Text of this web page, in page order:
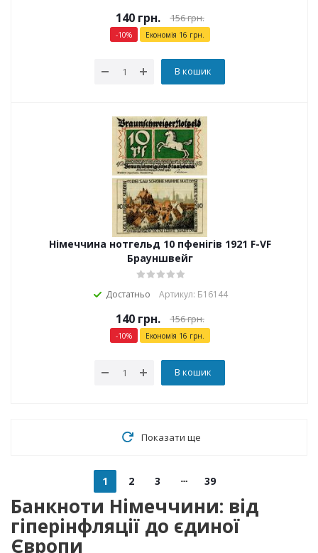
140грн. 156грн.
-10% Економія 16 грн.
В кошик
Німеччина нотгельд 10 пфенігів 1921 F-VF
Брауншвейг
Достатньо Артикул: Б16144
140грн. 156грн.
-10% Економія 16 грн.
В кошик
Показати ще
1 2 3 39
Банкноти Німеччини: від
гіперінфляції до єдиної
Європи